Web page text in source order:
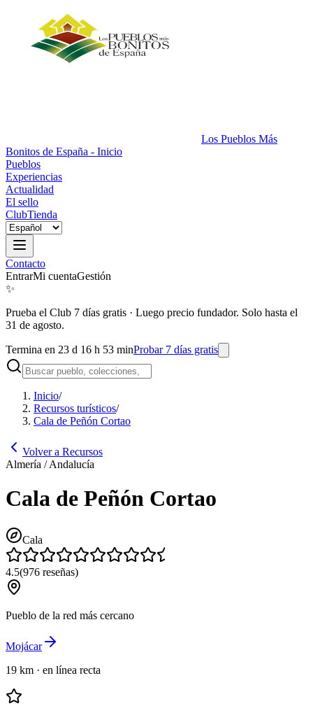
Los Pueblos Más
Bonitos de España - Inicio
Pueblos
Experiencias
Actualidad
El sello
ClubTienda
Contacto
EntrarMi cuentaGestión
✨
Prueba el Club 7 días gratis · Luego precio fundador. Solo hasta el
31 de agosto.
Termina en 23 d 16 h 53 minProbar 7 días gratis
Inicio/
Recursos turísticos/
Cala de Peñón Cortao
Volver a Recursos
Almería / Andalucía
Cala de Peñón Cortao
Cala
4.5(976 reseñas)
Pueblo de la red más cercano
Mojácar
19 km · en línea recta